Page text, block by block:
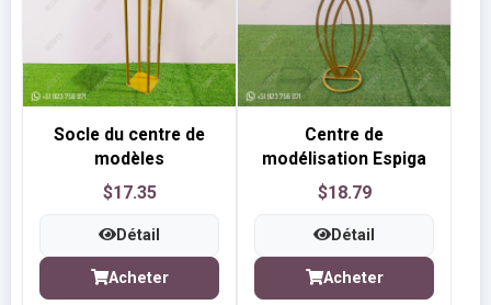
Socle du centre de
modèles
$17.35
Détail
Acheter
Centre de
modélisation Espiga
$18.79
Détail
Acheter